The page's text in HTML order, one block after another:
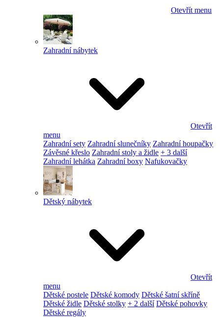
Otevřít menu
Zahradní nábytek
Otevřít
menu
Zahradní sety Zahradní slunečníky Zahradní houpačky
Závěsné křeslo Zahradní stoly a židle + 3 další
Zahradní lehátka Zahradní boxy Nafukovačky
Dětský nábytek
Otevřít
menu
Dětské postele Dětské komody Dětské šatní skříně
Dětské židle Dětské stolky + 2 další Dětské pohovky
Dětské regály